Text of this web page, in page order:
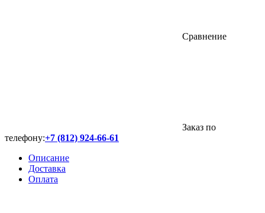
Сравнение
Заказ по
телефону:+7 (812) 924-66-61
Описание
Доставка
Оплата